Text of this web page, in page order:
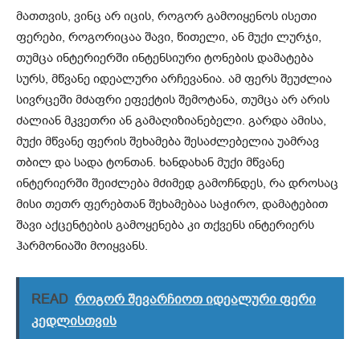
მათთვის, ვინც არ იცის, როგორ გამოიყენოს ისეთი
ფერები, როგორიცაა შავი, წითელი, ან მუქი ლურჯი,
თუმცა ინტერიერში ინტენსიური ტონების დამატება
სურს, მწვანე იდეალური არჩევანია. ამ ფერს შეუძლია
სივრცეში მძაფრი ეფექტის შემოტანა, თუმცა არ არის
ძალიან მკვეთრი ან გამაღიზიანებელი. გარდა ამისა,
მუქი მწვანე ფერის შეხამება შესაძლებელია უამრავ
თბილ და სადა ტონთან. ხანდახან მუქი მწვანე
ინტერიერში შეიძლება მძიმედ გამოჩნდეს, რა დროსაც
მისი თეთრ ფერებთან შეხამებაა საჭირო, დამატებით
შავი აქცენტების გამოყენება კი თქვენს ინტერიერს
ჰარმონიაში მოიყვანს.
READ როგორ შევარჩიოთ იდეალური ფერი
კედლისთვის